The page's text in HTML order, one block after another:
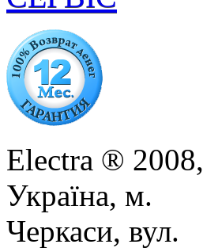
Electra ® 2008,
Україна, м.
Черкаси, вул.